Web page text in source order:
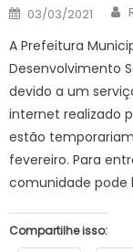
Posted
on
03/03/2021
A Prefeitura
Desenvolvimento
devido a um
internet realizado
estão
fevereiro. Para
comunidade pode
Compartilhe isso: